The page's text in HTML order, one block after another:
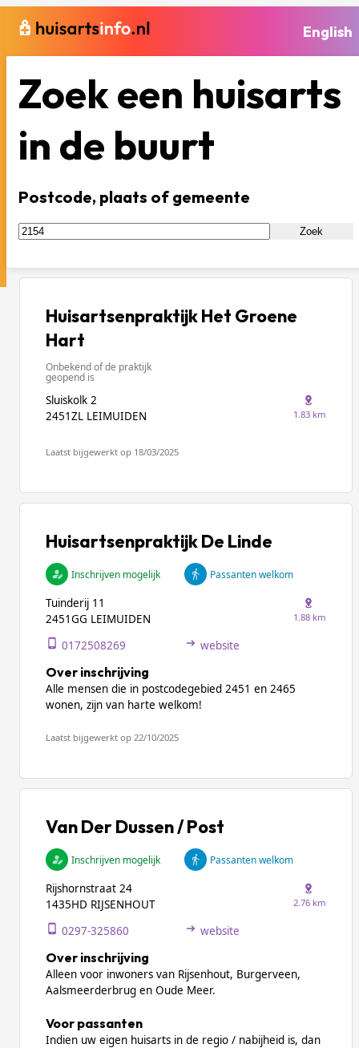
English
Zoek een huisarts
in de buurt
Postcode, plaats of gemeente
Zoek
Huisartsenpraktijk Het Groene
Hart
Onbekend of de praktijk
geopend is
Sluiskolk 2
2451ZL LEIMUIDEN
1.83 km
Laatst bijgewerkt op 18/03/2025
Huisartsenpraktijk De Linde
Inschrijven mogelijk Passanten welkom
Tuinderij 11
2451GG LEIMUIDEN
1.88 km
0172508269 website
Over inschrijving
Alle mensen die in postcodegebied 2451 en 2465
wonen, zijn van harte welkom!
Laatst bijgewerkt op 22/10/2025
Van Der Dussen / Post
Inschrijven mogelijk Passanten welkom
Rijshornstraat 24
1435HD RIJSENHOUT
2.76 km
0297-325860 website
Over inschrijving
Alleen voor inwoners van Rijsenhout, Burgerveen,
Aalsmeerderbrug en Oude Meer.
Voor passanten
Indien uw eigen huisarts in de regio / nabijheid is, dan